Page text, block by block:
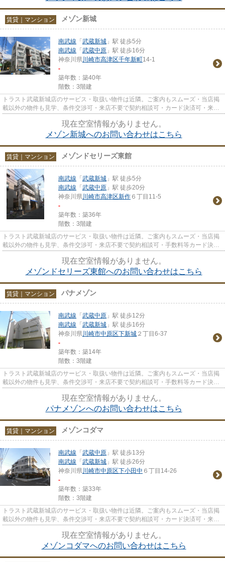
賃貸｜マンション メゾン新城
南武線 「武蔵新城 」駅 徒歩5分
南武線 「武蔵中原 」駅 徒歩16分
神奈川県川崎市高津区千年新町14-1
-
築年数：築40年
階数：3階建
トラスト武蔵新城店のサービス・取扱い物件は近隣。ご案内もスムーズ・当店掲
載以外の物件も見学、条件交渉可・来店不要で契約相談可・カード決済可・来店
時無料駐車場有（要電話予約...
現在空室情報がありません。
メゾン新城へのお問い合わせはこちら
賃貸｜マンション メゾンドセリーズ東館
南武線 「武蔵新城 」駅 徒歩5分
南武線 「武蔵中原 」駅 徒歩20分
神奈川県川崎市高津区新作 ６丁目11-5
-
築年数：築36年
階数：3階建
トラスト武蔵新城店のサービス・取扱い物件は近隣。ご案内もスムーズ・当店掲
載以外の物件も見学、条件交渉可・来店不要で契約相談可・手数料等カード決済
可・来店時無料駐車場有（要...
現在空室情報がありません。
メゾンドセリーズ東館へのお問い合わせはこちら
賃貸｜マンション パナメゾン
南武線 「武蔵中原 」駅 徒歩12分
南武線 「武蔵新城 」駅 徒歩16分
神奈川県川崎市中原区下新城 ２丁目6-37
-
築年数：築14年
階数：3階建
トラスト武蔵新城店のサービス・取扱い物件は近隣。ご案内もスムーズ・当店掲
載以外の物件も見学、条件交渉可・来店不要で契約相談可・手数料等カード決済
可・来店時無料駐車場有（要...
現在空室情報がありません。
パナメゾンへのお問い合わせはこちら
賃貸｜マンション メゾンコダマ
南武線 「武蔵中原 」駅 徒歩13分
南武線 「武蔵新城 」駅 徒歩26分
神奈川県川崎市中原区下小田中 ６丁目14-26
-
築年数：築33年
階数：3階建
トラスト武蔵新城店のサービス・取扱い物件は近隣。ご案内もスムーズ・当店掲
載以外の物件も見学、条件交渉可・来店不要で契約相談可・カード決済可・来店
時無料駐車場有（要電話予約...
現在空室情報がありません。
メゾンコダマへのお問い合わせはこちら